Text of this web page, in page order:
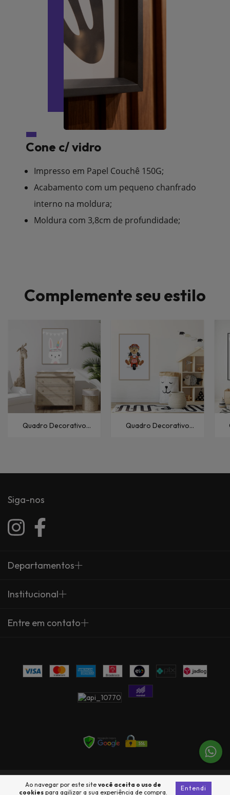
Ao navegar por este site você aceita o uso de
cookies para agilizar a sua experiência de compra.
Entendi
Cone c/ vidro
Impresso em Papel Couchê 150G;
Acabamento com um pequeno chanfrado
interno na moldura;
Moldura com 3,8cm de profundidade;
Complemente seu estilo
Quadro Decorativo
Quadro Decorativo
Siga-nos
Departamentos
Institucional
Entre em contato
Copyright Arte Própria - 23735360000137 - 2026. Todos os direitos
reservados.